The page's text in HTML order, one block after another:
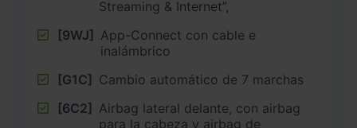
Streaming & Internet”,
[9WJ] App-Connect con cable e
inalámbrico
[G1C] Cambio automático de 7 marchas
[6C2] Airbag lateral delante, con airbag
para la cabeza y airbag de